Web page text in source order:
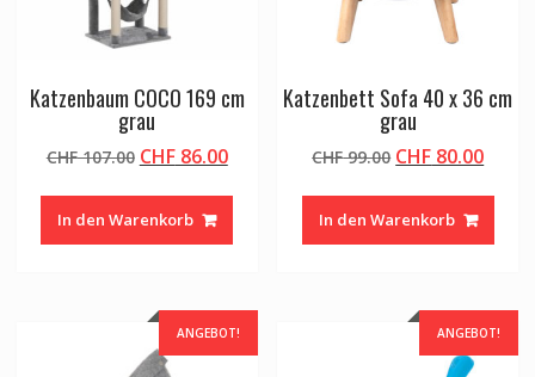
Katzenbaum COCO 169 cm
grau
CHF107.00 Ursprünglicher
war:
CHF 107.00
CHF86.00Aktueller
In den Warenkorb
Katzenbett Sofa 40 x 36 cm
grau
CHF99.00 Ursprünglicher
war:
CHF 99.00
CHF 80.00
In den Warenkorb
ANGEBOT! ANGEBOT!